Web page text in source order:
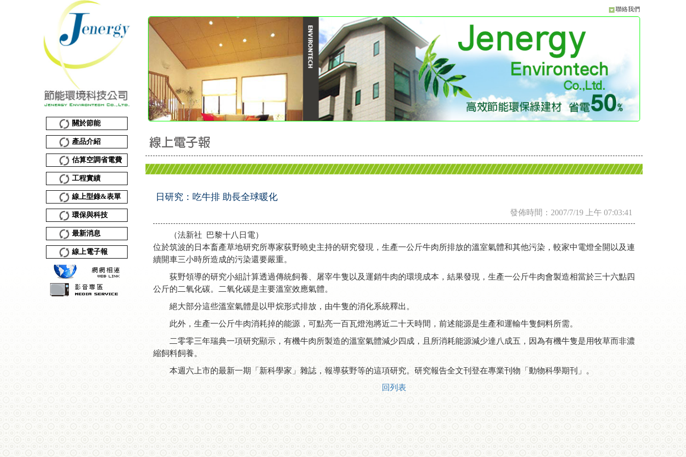
關於節能
產品介紹
估算空調省電費
工程實績
線上型錄&表單
環保與科技
最新消息
線上電子報
聯絡我們
日研究：吃牛排 助長全球暖化
發佈時間：2007/7/19 上午 07:03:41
（法新社 巴黎十八日電）
位於筑波的日本畜產草地研究所專家荻野曉史主持的研究發現，生產一公斤牛肉所排放的溫室氣體和其他污染，較家中電燈全開以及連
續開車三小時所造成的污染還要嚴重。
荻野領導的研究小組計算透過傳統飼養、屠宰牛隻以及運銷牛肉的環境成本，結果發現，生產一公斤牛肉會製造相當於三十六點四
公斤的二氧化碳。二氧化碳是主要溫室效應氣體。
絕大部分這些溫室氣體是以甲烷形式排放，由牛隻的消化系統釋出。
此外，生產一公斤牛肉消耗掉的能源，可點亮一百瓦燈泡將近二十天時間，前述能源是生產和運輸牛隻飼料所需。
二零零三年瑞典一項研究顯示，有機牛肉所製造的溫室氣體減少四成，且所消耗能源減少達八成五，因為有機牛隻是用牧草而非濃
縮飼料飼養。
本週六上市的最新一期「新科學家」雜誌，報導荻野等的這項研究。研究報告全文刊登在專業刊物「動物科學期刊」。
回列表